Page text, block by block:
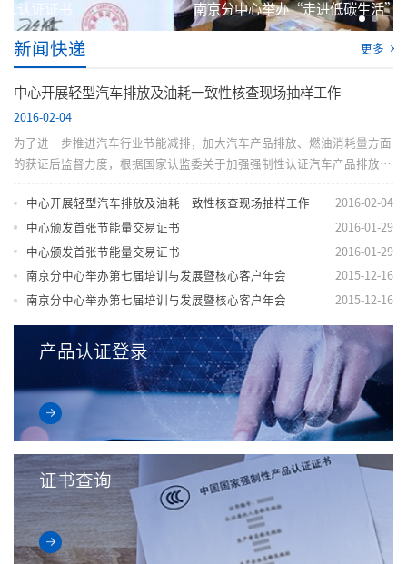
南京分中心举办“走进低碳生活”主题活动
新闻快递 更多
中心开展轻型汽车排放及油耗一致性核查现场抽样工作
2016-02-04
为了进一步推进汽车行业节能减排，加大汽车产品排放、燃油消耗量方面
的获证后监督力度，根据国家认监委关于加强强制性认证汽车产品排放及
苏地区全面开展了轻型汽车排放及油耗一致性核查现场抽样工作。 此次
专项抽查共涉及江苏地区17家企业、22个车型。由认...
中心开展轻型汽车排放及油耗一致性核查现场抽样工作 2016-02-04
中心颁发首张节能量交易证书 2016-01-29
中心颁发首张节能量交易证书 2016-01-29
南京分中心举办第七届培训与发展暨核心客户年会 2015-12-16
南京分中心举办第七届培训与发展暨核心客户年会 2015-12-16
产品认证登录
证书查询